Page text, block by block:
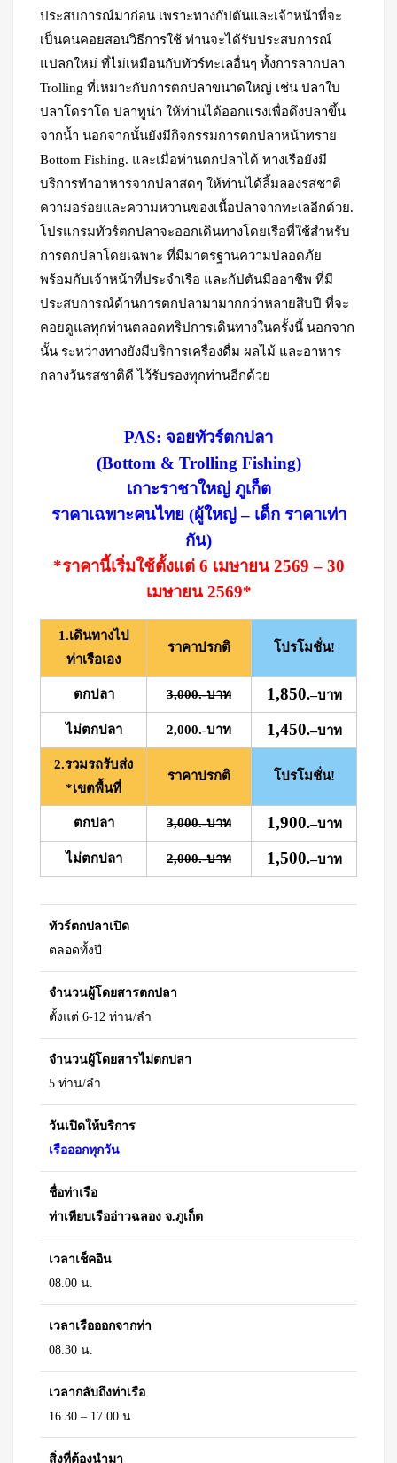
ประสบการณ์มาก่อน เพราะทางกัปตันและเจ้าหน้าที่จะ
เป็นคนคอยสอนวิธีการใช้ ท่านจะได้รับประสบการณ์
แปลกใหม่ ที่ไม่เหมือนกับทัวร์ทะเลอื่นๆ ทั้งการลากปลา
Trolling ที่เหมาะกับการตกปลาขนาดใหญ่ เช่น ปลาใบ
ปลาโดราโด ปลาทูน่า ให้ท่านได้ออกแรงเพื่อดึงปลาขึ้น
จากน้ำ นอกจากนั้นยังมีกิจกรรมการตกปลาหน้าทราย
Bottom Fishing. และเมื่อท่านตกปลาได้ ทางเรือยังมี
บริการทำอาหารจากปลาสดๆ ให้ท่านได้ลิ้มลองรสชาติ
ความอร่อยและความหวานของเนื้อปลาจากทะเลอีกด้วย.
โปรแกรมทัวร์ตกปลาจะออกเดินทางโดยเรือที่ใช้สำหรับ
การตกปลาโดยเฉพาะ ที่มีมาตรฐานความปลอดภัย
พร้อมกับเจ้าหน้าที่ประจำเรือ และกัปตันมืออาชีพ ที่มี
ประสบการณ์ด้านการตกปลามามากกว่าหลายสิบปี ที่จะ
คอยดูแลทุกท่านตลอดทริปการเดินทางในครั้งนี้ นอกจาก
นั้น ระหว่างทางยังมีบริการเครื่องดื่ม ผลไม้ และอาหาร
กลางวันรสชาติดี ไว้รับรองทุกท่านอีกด้วย
PAS: จอยทัวร์ตกปลา
(Bottom & Trolling Fishing)
เกาะราชาใหญ่ ภูเก็ต
ราคาเฉพาะคนไทย (ผู้ใหญ่ – เด็ก ราคาเท่า
กัน)
*ราคานี้เริ่มใช้ตั้งแต่ 6 เมษายน 2569 – 30
เมษายน 2569*
1.เดินทางไป
ท่าเรือเอง
ราคาปรกติ โปรโมชั่น!
ตกปลา 3,000.-บาท 1,850.–บาท
ไม่ตกปลา 2,000.-บาท 1,450.–บาท
2.รวมรถรับส่ง
*เขตพื้นที่
ราคาปรกติ โปรโมชั่น!
ตกปลา 3,000.-บาท 1,900.–บาท
ไม่ตกปลา 2,000.-บาท 1,500.–บาท
ทัวร์ตกปลาเปิด
ตลอดทั้งปี
จำนวนผู้โดยสารตกปลา
ตั้งแต่ 6-12 ท่าน/ลำ
จำนวนผู้โดยสารไม่ตกปลา
5 ท่าน/ลำ
วันเปิดให้บริการ
เรือออกทุกวัน
ชื่อท่าเรือ
ท่าเทียบเรืออ่าวฉลอง จ.ภูเก็ต
เวลาเช็คอิน
08.00 น.
เวลาเรือออกจากท่า
08.30 น.
เวลากลับถึงท่าเรือ
16.30 – 17.00 น.
สิ่งที่ต้องนำมา